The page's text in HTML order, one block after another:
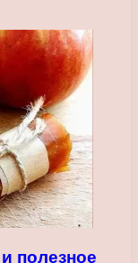
полезное